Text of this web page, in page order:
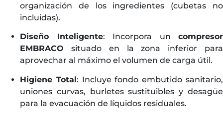
organización de los ingredientes (cubetas no
incluidas).
Diseño Inteligente: Incorpora un compresor
EMBRACO situado en la zona inferior para
aprovechar al máximo el volumen de carga útil.
Higiene Total: Incluye fondo embutido sanitario,
uniones curvas, burletes sustituibles y desagüe
para la evacuación de líquidos residuales.